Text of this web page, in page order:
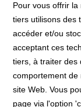
Pour vous offrir
tiers utilisons des
accéder et/ou
acceptant ces
tiers, à traiter des
comportement de
site Web. Vous
page via l'option
Accueil
Accueil